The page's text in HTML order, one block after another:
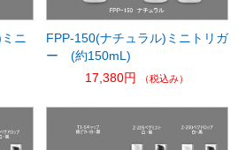
ニ
FPP-150(ナチュラル)ミニトリガ
ー (約150mL)
17,380円
（税込み）